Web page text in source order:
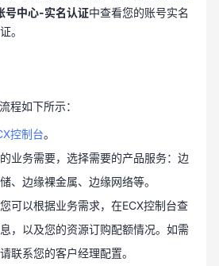
号中心-实名认证中查看您的账号实名
。
程如下所示：
控制台。
业务需要，选择需要的产品服务：边
、边缘裸金属、边缘网络等。
可以根据业务需求，在ECX控制台查
，以及您的资源订购配额情况。如需
联系您的客户经理配置。